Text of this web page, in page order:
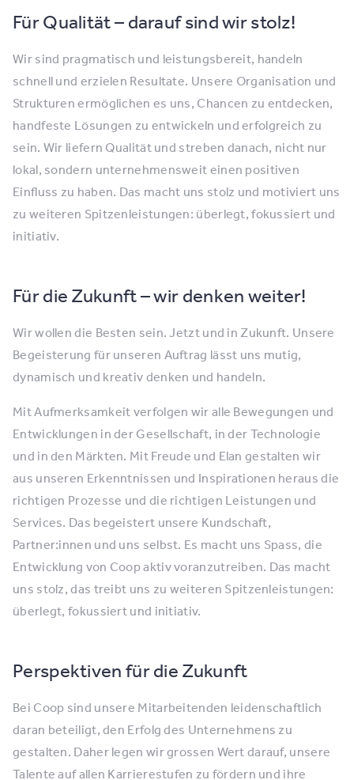
Für Qualität – darauf sind wir stolz!
Wir sind pragmatisch und leistungsbereit, handeln
schnell und erzielen Resultate. Unsere Organisation und
Strukturen ermöglichen es uns, Chancen zu entdecken,
handfeste Lösungen zu entwickeln und erfolgreich zu
sein. Wir liefern Qualität und streben danach, nicht nur
lokal, sondern unternehmensweit einen positiven
Einfluss zu haben. Das macht uns stolz und motiviert uns
zu weiteren Spitzenleistungen: überlegt, fokussiert und
initiativ.
Für die Zukunft – wir denken weiter!
Wir wollen die Besten sein. Jetzt und in Zukunft. Unsere
Begeisterung für unseren Auftrag lässt uns mutig,
dynamisch und kreativ denken und handeln.
Mit Aufmerksamkeit verfolgen wir alle Bewegungen und
Entwicklungen in der Gesellschaft, in der Technologie
und in den Märkten. Mit Freude und Elan gestalten wir
aus unseren Erkenntnissen und Inspirationen heraus die
richtigen Prozesse und die richtigen Leistungen und
Services. Das begeistert unsere Kundschaft,
Partner:innen und uns selbst. Es macht uns Spass, die
Entwicklung von Coop aktiv voranzutreiben. Das macht
uns stolz, das treibt uns zu weiteren Spitzenleistungen:
überlegt, fokussiert und initiativ.
Perspektiven für die Zukunft
Bei Coop sind unsere Mitarbeitenden leidenschaftlich
daran beteiligt, den Erfolg des Unternehmens zu
gestalten. Daher legen wir grossen Wert darauf, unsere
Talente auf allen Karrierestufen zu fördern und ihre